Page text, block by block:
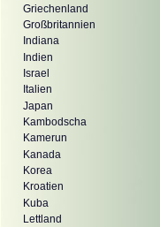
Griechenland
Großbritannien
Indiana
Indien
Israel
Italien
Japan
Kambodscha
Kamerun
Kanada
Korea
Kroatien
Kuba
Lettland